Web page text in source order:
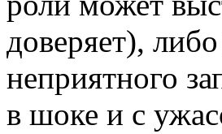
доверяет),
неприятного
в шоке и с